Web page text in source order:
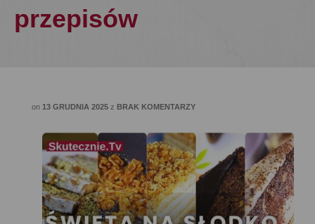
przepisów
on 13 GRUDNIA 2025 z BRAK KOMENTARZY